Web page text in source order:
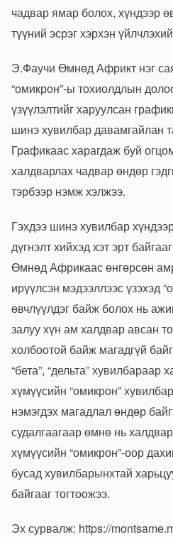
чадвар ямар болох, хүндээр
түүний эсрэг хэрхэн
Э.Фаучи Өмнөд Африкт нэг
“омикрон”-ы тохиолдлын
үзүүлэлтийг харуулсан
шинэ хувилбар давамгайлан
Графикаас харагдаж буй
халдварлах чадвар өндөр
тэрбээр нэмж хэлжээ.
Гэхдээ шинэ хувилбар
дүгнэлт хийхэд хэт эрт
Өмнөд Африкаас өнгөрсөн
ирүүлсэн мэдээллээс үзэхэд
өвчлүүлдэг байж болох нь
залуу хүн ам халдвар авсан
холбоотой байж магадгүй
“бета”, “дельта” хувилбараар
хүмүүсийн “омикрон”
нэмэгдэх магадлал өндөр
судалгаагаар өмнө нь
хүмүүсийн “омикрон”-оор
бусад хувилбарынхтай
байгааг тогтоожээ.
Эх сурвалж: https://